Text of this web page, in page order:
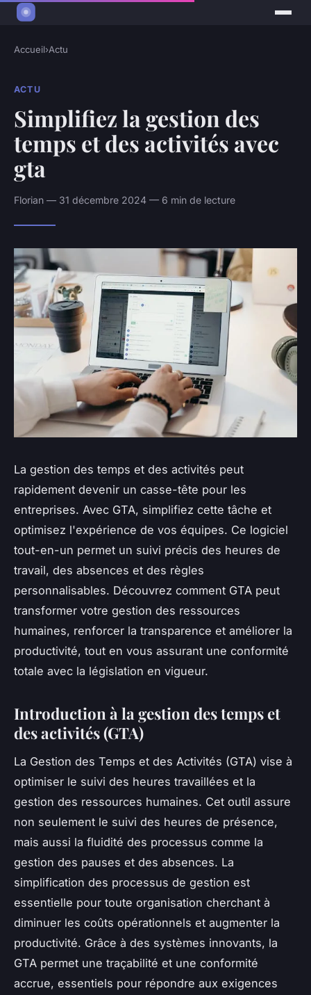
Accueil›Actu
ACTU
Simplifiez la gestion des
temps et des activités avec
gta
Florian — 31 décembre 2024 — 6 min de lecture
La gestion des temps et des activités peut
rapidement devenir un casse-tête pour les
entreprises. Avec GTA, simplifiez cette tâche et
optimisez l'expérience de vos équipes. Ce logiciel
tout-en-un permet un suivi précis des heures de
travail, des absences et des règles
personnalisables. Découvrez comment GTA peut
transformer votre gestion des ressources
humaines, renforcer la transparence et améliorer la
productivité, tout en vous assurant une conformité
totale avec la législation en vigueur.
Introduction à la gestion des temps et
des activités (GTA)
La Gestion des Temps et des Activités (GTA) vise à
optimiser le suivi des heures travaillées et la
gestion des ressources humaines. Cet outil assure
non seulement le suivi des heures de présence,
mais aussi la fluidité des processus comme la
gestion des pauses et des absences. La
simplification des processus de gestion est
essentielle pour toute organisation cherchant à
diminuer les coûts opérationnels et augmenter la
productivité. Grâce à des systèmes innovants, la
GTA permet une traçabilité et une conformité
accrue, essentiels pour répondre aux exigences